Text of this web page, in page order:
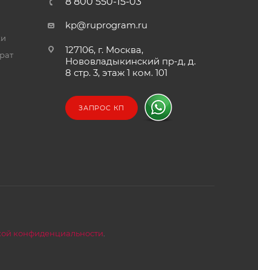
kp@ruprogram.ru
127106, г. Москва,
Нововладыкинский пр-д, д.
8 стр. 3, этаж 1 ком. 101
ЗАПРОС КП
конфиденциальности